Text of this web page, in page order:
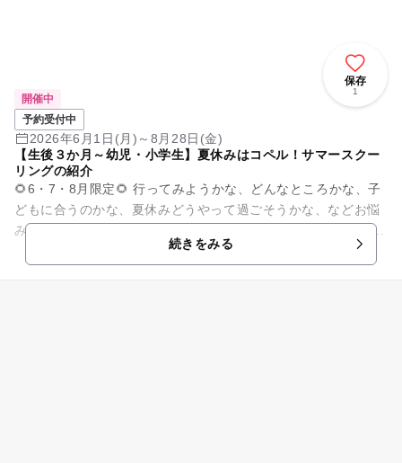
保存
1
開催中
予約受付中
2026年6月1日(月)～8月28日(金)
【生後３か月～幼児・小学生】夏休みはコペル！サマースクー
リングの紹介
🌻6・7・8月限定🌻 行ってみようかな、どんなところかな、子
どもに合うのかな、夏休みどうやって過ごそうかな、などお悩
みの方はぜひ！！ 夏季限定で３回コペルのレッスンを体験でき
続きをみる